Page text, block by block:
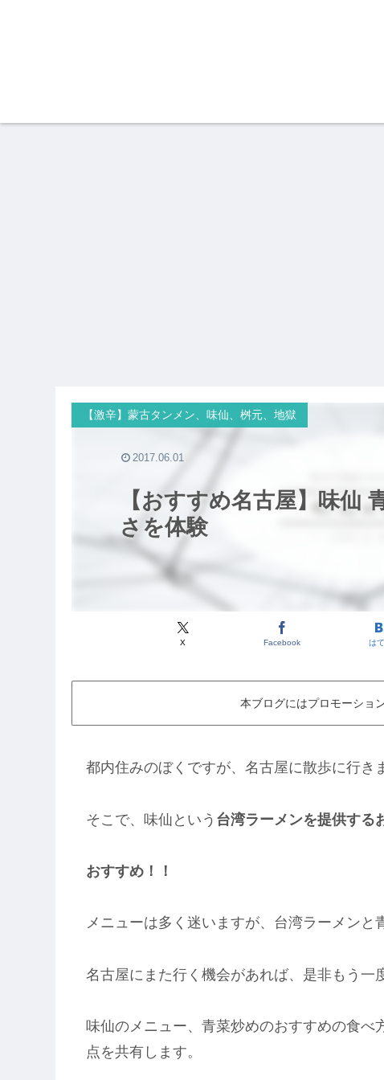
【おすすめ名古屋】味仙
さを体験
【激辛】蒙古タンメン、味仙、桝元、地獄
X Facebook は
2017.06.01
本ブログにはプロモーショ
都内住みのぼくですが、名古屋に散歩に行き
そこで、味仙という 台湾ラーメンを提供する
おすすめ！！
メニューは多く迷いますが、台湾ラーメンと
名古屋にまた行く機会があれば、是非もう一
味仙のメニュー、青菜炒めのおすすめの食
点を共有します。